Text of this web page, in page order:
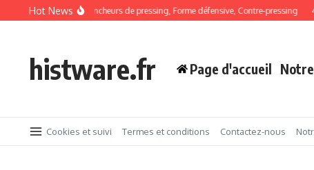
Skip to content
Hot News
Formation : Déclencheurs de pressing, Forme défensive, Contre-pressing 4-1-3-
histware.fr Page d'accueil
Cookies et suivi Termes et conditions Contactez-nous